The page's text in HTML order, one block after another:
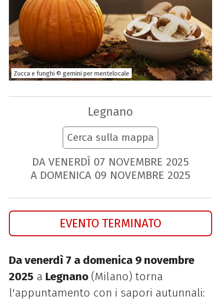
Zucca e funghi © gemini per mentelocale
Legnano
Cerca sulla mappa
DA VENERDÌ 07 NOVEMBRE 2025
A DOMENICA 09 NOVEMBRE 2025
EVENTO TERMINATO
Da venerdì 7 a domenica 9 novembre
2025 a Legnano(Milano) torna
l'appuntamento con i sapori autunnali: